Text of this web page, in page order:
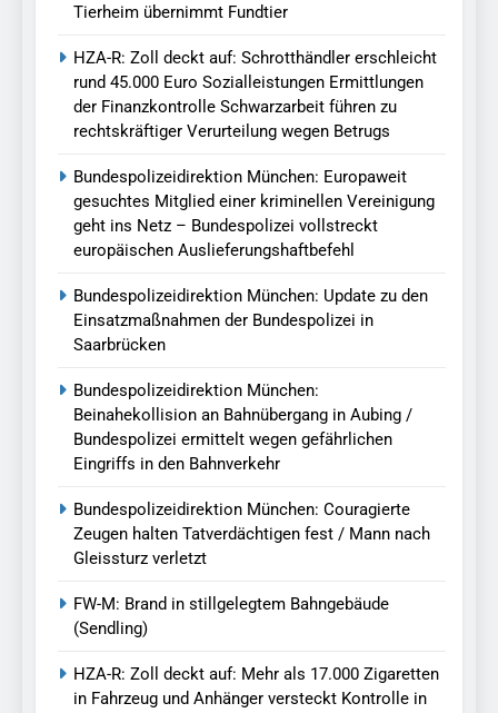
Tierheim übernimmt Fundtier
HZA-R: Zoll deckt auf: Schrotthändler erschleicht
rund 45.000 Euro Sozialleistungen Ermittlungen
der Finanzkontrolle Schwarzarbeit führen zu
rechtskräftiger Verurteilung wegen Betrugs
Bundespolizeidirektion München: Europaweit
gesuchtes Mitglied einer kriminellen Vereinigung
geht ins Netz – Bundespolizei vollstreckt
europäischen Auslieferungshaftbefehl
Bundespolizeidirektion München: Update zu den
Einsatzmaßnahmen der Bundespolizei in
Saarbrücken
Bundespolizeidirektion München:
Beinahekollision an Bahnübergang in Aubing /
Bundespolizei ermittelt wegen gefährlichen
Eingriffs in den Bahnverkehr
Bundespolizeidirektion München: Couragierte
Zeugen halten Tatverdächtigen fest / Mann nach
Gleissturz verletzt
FW-M: Brand in stillgelegtem Bahngebäude
(Sendling)
HZA-R: Zoll deckt auf: Mehr als 17.000 Zigaretten
in Fahrzeug und Anhänger versteckt Kontrolle in